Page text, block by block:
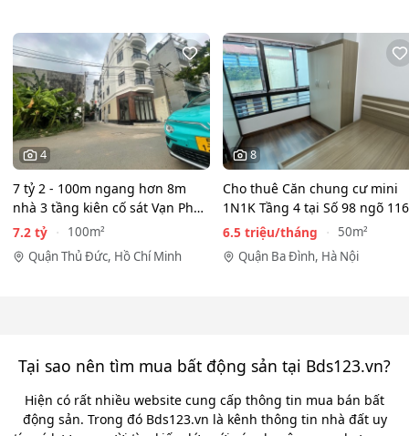
4
7 tỷ 2 - 100m ngang hơn 8m
nhà 3 tầng kiên cố sát Vạn Phúc
City - HẺM XE HƠI…
7.2 tỷ
100m²
Quận Thủ Đức, Hồ Chí Minh
8
Cho thuê Căn chung cư mini
1N1K Tầng 4 tại Số 98 ngõ 116
Phan Kế Bính, Ba Đình.…
6.5 triệu/tháng
50m²
Quận Ba Đình, Hà Nội
Tại sao nên tìm mua bất động sản tại Bds123.vn?
Hiện có rất nhiều website cung cấp thông tin mua bán bất
động sản. Trong đó Bds123.vn là kênh thông tin nhà đất uy